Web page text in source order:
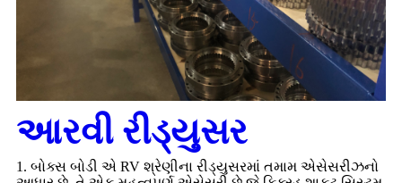
આરવી રીડ્યુસર
1. બોક્સ બોડી એ RV શ્રેણીના રીડ્યુસરમાં તમામ એસેસરીઝનો